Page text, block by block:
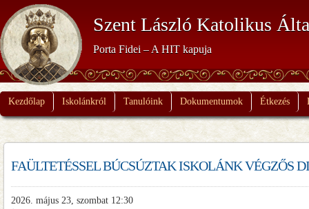
Szent László Katolikus
Porta Fidei – A HIT kapuja
Kezdőlap Iskolánkról Tanulóink Dokumentumok Étkezés
FAÜLTETÉSSEL BÚCSÚZTAK ISKOLÁNK VÉGZŐS
2026. május 23, szombat 12:30